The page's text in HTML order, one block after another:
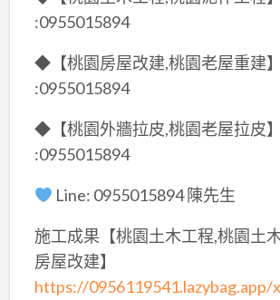
:0955015894
◆【桃園房屋改建,桃園老屋重建】
:0955015894
◆【桃園外牆拉皮,桃園老屋拉皮】
:0955015894
Line: 0955015894 陳先生
施工成果【桃園土木工程,桃園土
房屋改建】
https://0956119541.lazybag.app/